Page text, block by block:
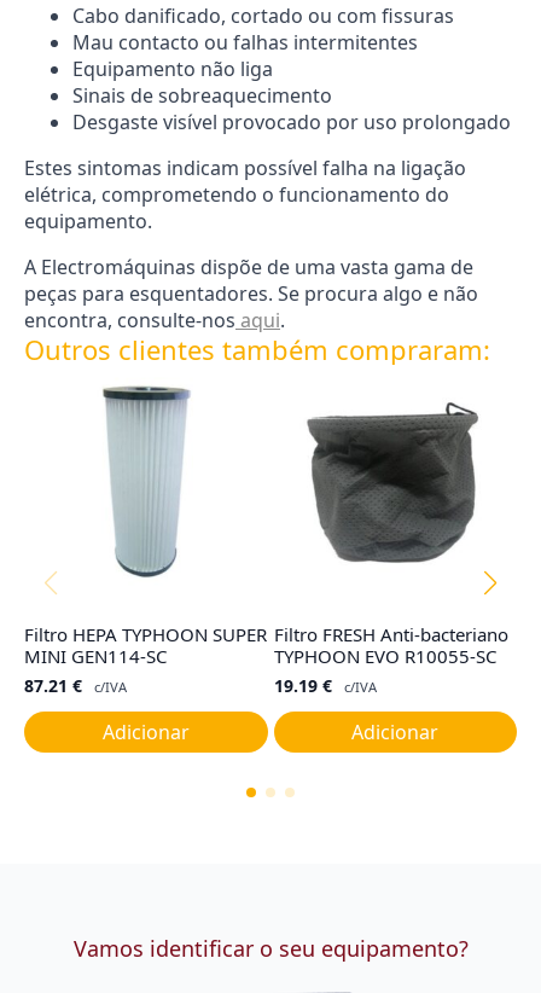
Cabo danificado, cortado ou com fissuras
Mau contacto ou falhas intermitentes
Equipamento não liga
Sinais de sobreaquecimento
Desgaste visível provocado por uso prolongado
Estes sintomas indicam possível falha na ligação
elétrica, comprometendo o funcionamento do
equipamento.
A Electromáquinas dispõe de uma vasta gama de
peças para esquentadores. Se procura algo e não
encontra, consulte-nos aqui.
Outros clientes também compraram:
Filtro HEPA TYPHOON SUPER
MINI GEN114-SC
87.21 € c/IVA
Adicionar
Filtro FRESH Anti-bacteriano
TYPHOON EVO R10055-SC
19.19 € c/IVA
Adicionar
Vamos identificar o seu equipamento?